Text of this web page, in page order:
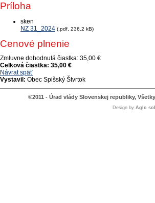
Príloha
sken
NZ 31_2024 (.pdf, 236.2 kB)
Cenové plnenie
Zmluvne dohodnutá čiastka: 35,00 €
Celková čiastka: 35,00 €
Návrat späť
Vystavil: Obec Spišský Štvrtok
©2011 - Úrad vlády Slovenskej republiky,
Design by Aglo